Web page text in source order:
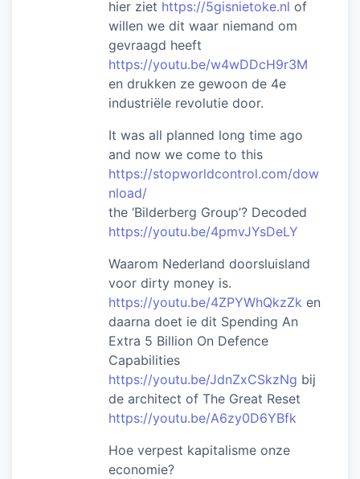
hier ziet https://5gisnietoke.nl of
willen we dit waar niemand om
gevraagd heeft
https://youtu.be/w4wDDcH9r3M
en drukken ze gewoon de 4e
industriële revolutie door.
It was all planned long time ago
and now we come to this
https://stopworldcontrol.com/dow
nload/
the ‘Bilderberg Group’? Decoded
https://youtu.be/4pmvJYsDeLY
Waarom Nederland doorsluisland
voor dirty money is.
https://youtu.be/4ZPYWhQkzZk en
daarna doet ie dit Spending An
Extra 5 Billion On Defence
Capabilities
https://youtu.be/JdnZxCSkzNg bij
de architect of The Great Reset
https://youtu.be/A6zy0D6YBfk
Hoe verpest kapitalisme onze
economie?